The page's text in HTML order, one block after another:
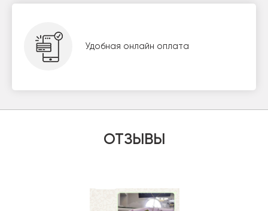
Удобная онлайн оплата
ОТЗЫВЫ